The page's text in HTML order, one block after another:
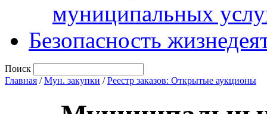
муниципальных
Безопасность
Поиск
Главная /Мун. закупки /Реестр заказов: Открытые аукционы